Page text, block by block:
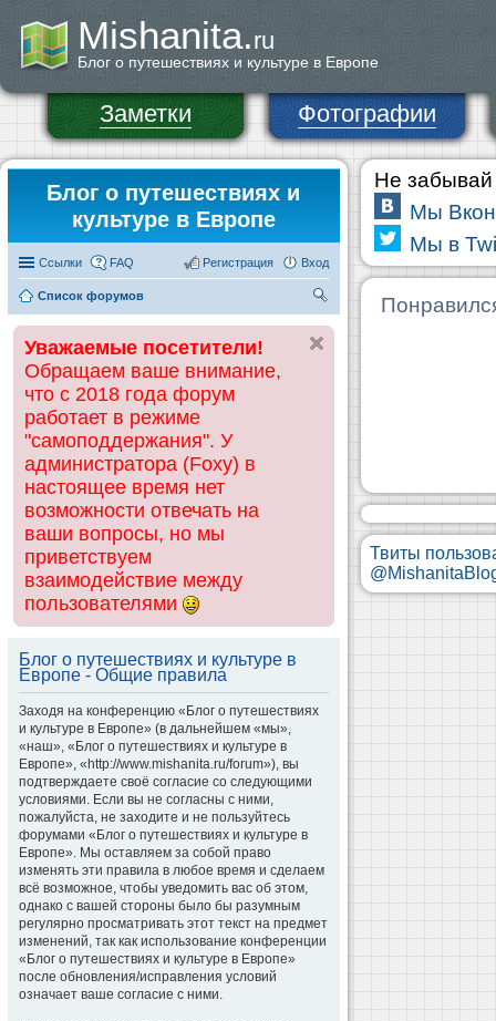
Mishanita.ru
Блог о путешествиях и культуре в Европе
Заметки Фотографии
Блог о путешествиях и
культуре в Европе
Ссылки FAQ Вход
Регистрация
Список форумов
ск
Уважаемые посетители!
Обращаем ваше внимание,
что с 2018 года форум
работает в режиме
"самоподдержания". У
администратора (Foxy) в
настоящее время нет
возможности отвечать на
ваши вопросы, но мы
приветствуем
взаимодействие между
пользователями
Блог о путешествиях и культуре в
Европе - Общие правила
Заходя на конференцию «Блог о путешествиях
и культуре в Европе» (в дальнейшем «мы»,
«наш», «Блог о путешествиях и культуре в
Европе», «http://www.mishanita.ru/forum»), вы
подтверждаете своё согласие со следующими
условиями. Если вы не согласны с ними,
пожалуйста, не заходите и не пользуйтесь
форумами «Блог о путешествиях и культуре в
Европе». Мы оставляем за собой право
изменять эти правила в любое время и сделаем
всё возможное, чтобы уведомить вас об этом,
однако с вашей стороны было бы разумным
регулярно просматривать этот текст на предмет
изменений, так как использование конференции
«Блог о путешествиях и культуре в Европе»
после обновления/исправления условий
означает ваше согласие с ними.
Не забывай
Мы
Мы в
Твиты